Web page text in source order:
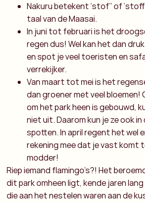
Nakuru betekent ‘stof’’ of
taal van de Maasai.
In juni tot februari is het
regen dus! Wel kan het dan
en spot je veel toeristen en
verrekijker.
Van maart tot mei is het
dan groener met veel bloemen!
om het park heen is gebouwd,
niet uit. Daarom kun je ze ook
spotten. In april regent het wel
rekening mee dat je vast komt
modder!
Riep iemand flamingo’s?! Het
dit park omheen ligt, kende jaren lang
die aan het nestelen waren aan de